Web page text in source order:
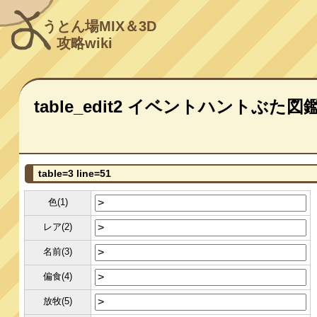
うとん場MIX＆3D
攻略wiki
table_edit2 イベントハントぶた図
table=3 line=51
色(1)
レア(2)
名前(3)
偏食(4)
放牧(5)